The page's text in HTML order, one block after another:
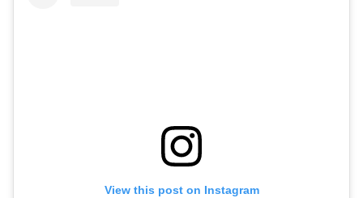
View this post on Instagram